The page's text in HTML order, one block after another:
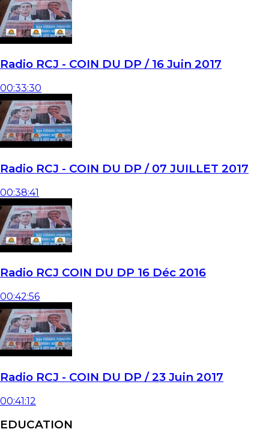
Radio RCJ - COIN DU DP / 16 Juin 2017
00:33:30
Radio RCJ - COIN DU DP / 07 JUILLET 2017
00:38:41
Radio RCJ COIN DU DP 16 Déc 2016
00:42:56
Radio RCJ - COIN DU DP / 23 Juin 2017
00:41:12
EDUCATION